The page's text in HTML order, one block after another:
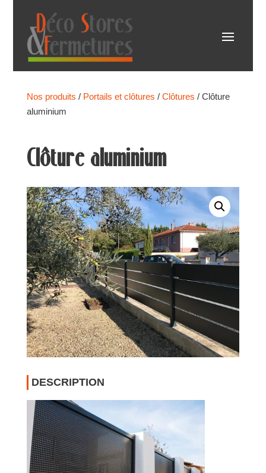
Nos produits / Portails et clôtures / Clôtures / Clôture
aluminium
Clôture aluminium
DESCRIPTION